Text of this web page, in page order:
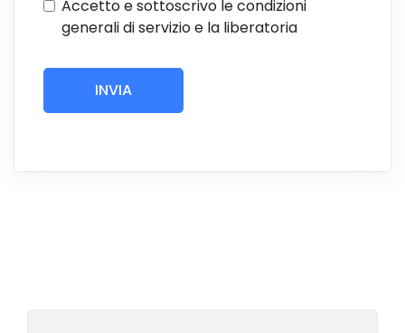
Accetto e sottoscrivo le condizioni
generali di servizio e la liberatoria
INVIA